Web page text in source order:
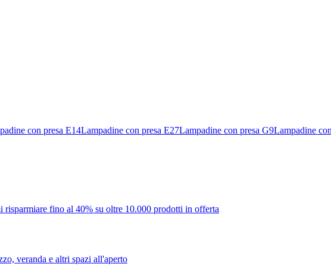
con presa E14Lampadine con presa E27Lampadine con presa G9Lampadine
fino al 40% su oltre 10.000 prodotti in offerta
veranda e altri spazi all'aperto